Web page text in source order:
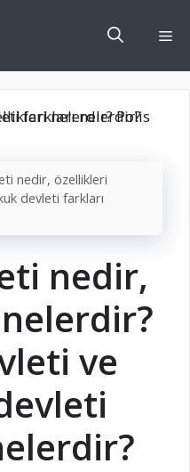
nedir, özellikleri
devleti farkları
nedir,
ve